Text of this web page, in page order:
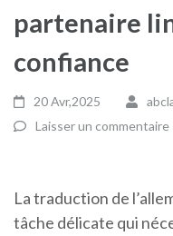
partenaire
confiance
20 Avr,2025
Laisser un commentaire
La traduction de
tâche délicate qui